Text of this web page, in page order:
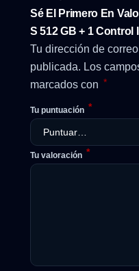
Sé El Primero En
S 512 GB + 1 Control
Tu dirección de
publicada. Los
marcados con *
Tu puntuación *
Tu valoración *